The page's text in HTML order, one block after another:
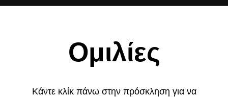
Ομιλίες
Κάντε κλίκ πάνω στην πρόσκληση για να